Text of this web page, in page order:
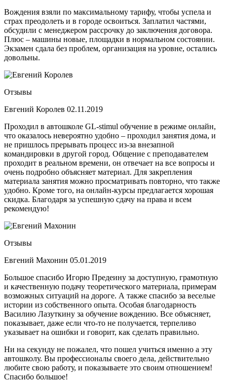
Вождения взяли по максимальному тарифу, чтобы успела и
страх преодолеть и в городе освоиться. Заплатил частями,
обсудили с менеджером рассрочку до заключения договора.
Плюс – машины новые, площадки в нормальном состоянии.
Экзамен сдала без проблем, организация на уровне, остались
довольны.
Отзывы
Евгений Королев 02.11.2019
Проходил в автошколе GL-stimul обучение в режиме онлайн,
что оказалось невероятно удобно – проходил занятия дома, и
не пришлось прерывать процесс из-за внезапной
командировки в другой город. Общение с преподавателем
проходит в реальном времени, он отвечает на все вопросы и
очень подробно объясняет материал. Для закрепления
материала занятия можно просматривать повторно, что также
удобно. Кроме того, на онлайн-курсы предлагается хорошая
скидка. Благодаря за успешную сдачу на права и всем
рекомендую!
Отзывы
Евгений Махонин 05.01.2019
Большое спасибо Игорю Предеину за доступную, грамотную
и качественную подачу теоретического материала, примерам
возможных ситуаций на дороге. А также спасибо за веселые
истории из собственного опыта. Особая благодарность
Василию Лазуткину за обучение вождению. Все объясняет,
показывает, даже если что-то не получается, терпеливо
указывает на ошибки и говорит, как сделать правильно.
Ни на секунду не пожалел, что пошел учиться именно а эту
автошколу. Вы профессионалы своего дела, действительно
любите свою работу, и показываете это своим отношением!
Спасибо большое!